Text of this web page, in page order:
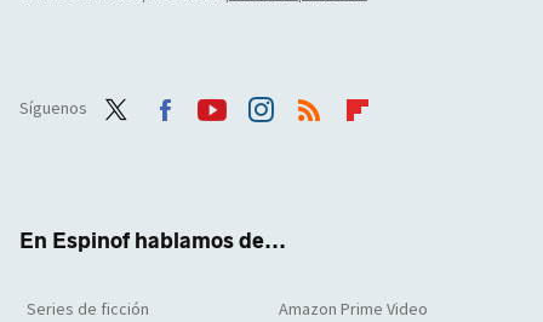
Síguenos
En Espinof hablamos de...
Series de ficción Amazon Prime Video